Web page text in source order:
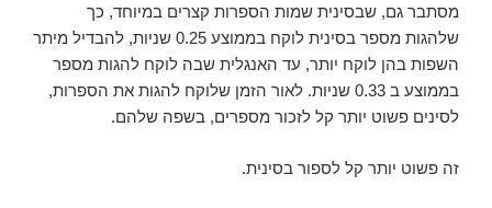
מסתבר גם, שבסינית שמות הספרות קצרים במיוחד, כך
שלהגות מספר בסינית לוקח בממוצע 0.25 שניות, להבדיל מיתר
השפות בהן לוקח יותר, עד האנגלית שבה לוקח להגות מספר
בממוצע ב 0.33 שניות. לאור הזמן שלוקח להגות את הספרות,
לסינים פשוט יותר קל לזכור מספרים, בשפה שלהם.
זה פשוט יותר קל לספור בסינית.